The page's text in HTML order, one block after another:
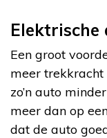
Elektrische
Een groot
meer trekkracht
zo’n auto
meer dan op
dat de auto